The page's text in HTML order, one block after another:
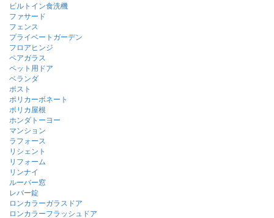
ビルトイン食洗機
ファサード
フェンス
プライベートガーデン
フロアヒンジ
ペアガラス
ペット用ドア
ベランダ
ポスト
ポリカーボネート
ポリカ屋根
ホンダトーヨー
マンション
ラフォース
リシェント
リフォーム
リンナイ
ルーバー窓
レバー錠
ロンカラーガラスドア
ロンカラーフラッシュドア